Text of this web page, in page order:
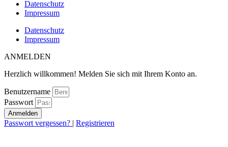
Datenschutz
Impressum
Datenschutz
Impressum
ANMELDEN
Herzlich willkommen! Melden Sie sich mit Ihrem Konto an.
Benutzername
Passwort
Anmelden
Passwort vergessen? | Registrieren